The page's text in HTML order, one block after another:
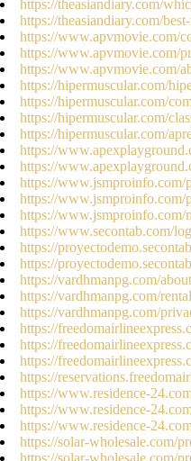
https://theasiandiary.com/
https://theasiandiary.com/
https://www.apvmovie.com/
https://www.apvmovie.com/
https://www.apvmovie.com/
https://hipermuscular.com/
https://hipermuscular.com/
https://hipermuscular.com/
https://hipermuscular.com/
https://
https://
https://www.jsmproinfo.com/
https://www.jsmproinfo.com/
https://www.jsmproinfo.com/
https://www.secontab.com/
https://
https://
https://vardhmanpg.com/
https://vardhmanpg.com/
https://vardhmanpg.com/
https://
https://
https://
https://
https://www.residence-
https://www.residence-
https://www.residence-
https://solar-wholesale.com/
https://solar-wholesale.com/